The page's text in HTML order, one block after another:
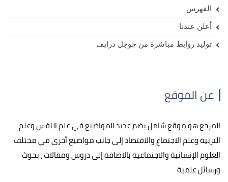
الفهرس
أعلن عندنا
توليد روابط مباشرة من جوجل درايف
عن الموقع
المرجع هو موقع شامل يضم عديد المواضيع في علم النفس وعلم
التربية وعلم الاجتماع والاقتصاد إلى جانب مواضيع أخرى في مختلف
العلوم الإنسانية والاجتماعية بالاضافة إلى دروس ومقالات ، بحوث
ورسائل علمية